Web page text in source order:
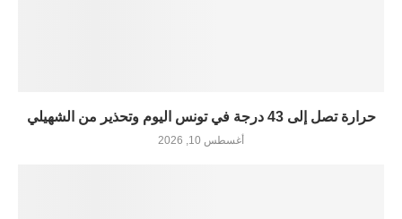
حرارة تصل إلى 43 درجة في تونس اليوم وتحذير من الشهيلي
أغسطس 10, 2026